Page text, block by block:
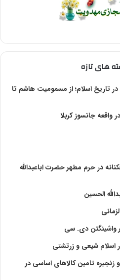
های تازه
تاریخ اسلام؛ از مسمومیت هاشم تا
جانسوز کربلا
در حرم مطهر حضرت اباعبدالله
الحسین
واشينگتن دی. سی
اسلام شیعی و زرتشتی
زنجیره تامین کالاهای اساسی در